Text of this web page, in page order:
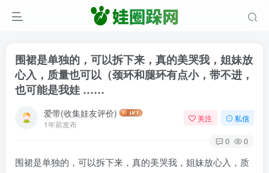
围裙是单独的，可以拆下来，真的美哭我，姐妹放
心入，质量也可以（颈环和腿环有点小，带不进，
也可能是我娃 ……
爱带(收集娃友评价)
1年前发布
关注 私信
0 0
围裙是单独的，可以拆下来，真的美哭我，姐妹放心入，质